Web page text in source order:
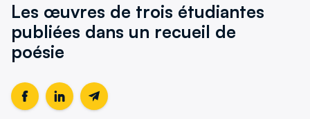
Les œuvres de trois étudiantes
publiées dans un recueil de
poésie
Partager
Ce
Partager
Ce
Partager